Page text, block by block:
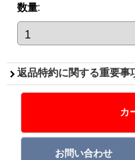
数量:
返品特約に関する重要事